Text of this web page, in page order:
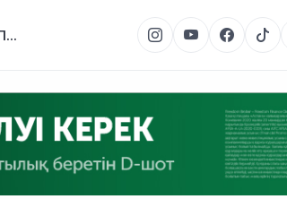
...